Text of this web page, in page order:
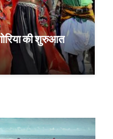
की शुरुआत